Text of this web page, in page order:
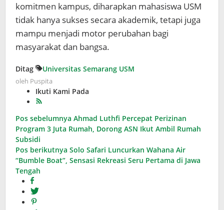
komitmen kampus, diharapkan mahasiswa USM
tidak hanya sukses secara akademik, tetapi juga
mampu menjadi motor perubahan bagi
masyarakat dan bangsa.
Ditag Universitas Semarang USM
oleh Puspita
Ikuti Kami Pada
Navigasi
pos
Pos sebelumnya Ahmad Luthfi Percepat Perizinan
Program 3 Juta Rumah, Dorong ASN Ikut Ambil Rumah
Subsidi
Pos berikutnya Solo Safari Luncurkan Wahana Air
“Bumble Boat”, Sensasi Rekreasi Seru Pertama di Jawa
Tengah